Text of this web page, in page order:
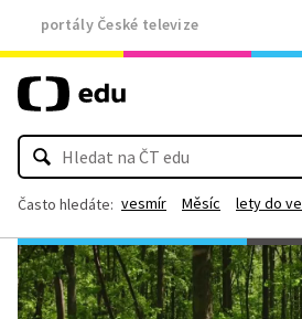
portály České televize
Často hledáte: vesmír Měsíc lety do